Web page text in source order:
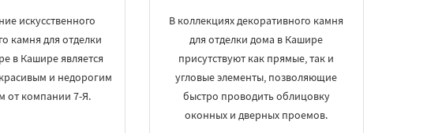
искусственного
камня для отделки
в Кашире является
и недорогим
от компании 7-Я.
В коллекциях декоративного камня
для отделки дома в Кашире
присутствуют как прямые, так и
угловые элементы, позволяющие
быстро проводить облицовку
оконных и дверных проемов.
×